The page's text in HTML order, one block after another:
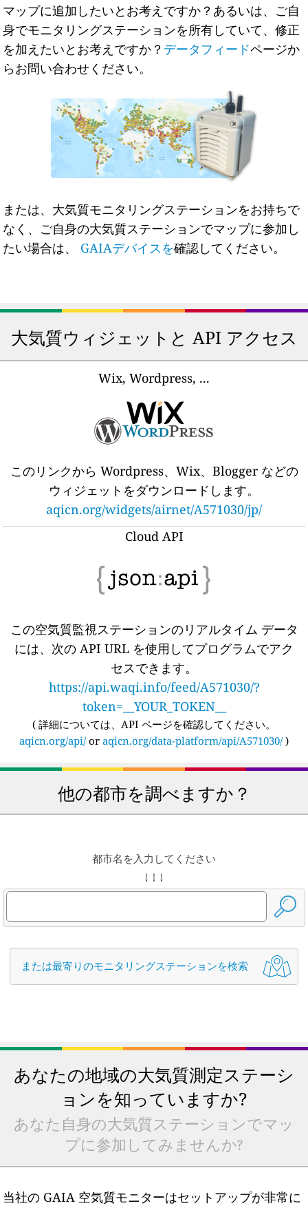
マップに追加したいとお考えですか？あるいは、ご自
身でモニタリングステーションを所有していて、修正
を加えたいとお考えですか？ データフィードページか
らお問い合わせください。
または、大気質モニタリングステーションをお持ちで
なく、ご自身の大気質ステーションでマップに参加し
たい場合は、 GAIAデバイスを確認してください。
大気質ウィジェットと API アクセス
Wix, Wordpress, ...
このリンクから Wordpress、Wix、Blogger などの
ウィジェットをダウンロードします。
aqicn.org/widgets/airnet/A571030/jp/
Cloud API
この空気質監視ステーションのリアルタイム データ
には、次の API URL を使用してプログラムでアク
セスできます。
https://api.waqi.info/feed/A571030/?
token=__YOUR_TOKEN__
( 詳細については、API ページを確認してください。
aqicn.org/api/or aqicn.org/data-platform/api/A571030/)
他の都市を調べますか？
都市名を入力してください
↓ ↓ ↓
または最寄りのモニタリングステーションを検索
あなたの地域の大気質測定ステーシ
ョンを知っていますか?
あなた自身の大気質ステーションでマッ
プに参加してみませんか?
当社の GAIA 空気質モニターはセットアップが非常に